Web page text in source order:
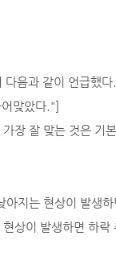
다음과 같이 언급했
맞았다."]
장 잘 맞는 것은 기
아지는 현상이 발생
상이 발생하면 하락